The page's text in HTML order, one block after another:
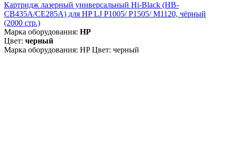
Картридж лазерный универсальный Hi-Black (HB-
CB435A/CE285A) для HP LJ P1005/ P1505/ M1120, чёрный
(2000 стр.)
Марка оборудования: HP
Цвет: черный
Марка оборудования: HP Цвет: черный